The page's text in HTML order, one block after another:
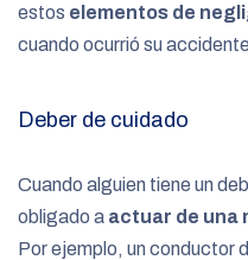
estos elementos de
cuando ocurrió su
Deber de cuidado
Cuando alguien tiene un
obligado a actuar de una
Por ejemplo, un conductor